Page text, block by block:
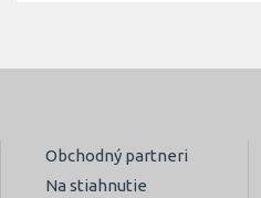
Obchodný partneri
Na stiahnutie